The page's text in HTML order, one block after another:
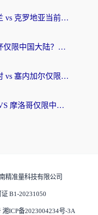
在国外看世界杯英格兰 vs 克罗地亚当前地区不可播放？这篇指南帮你搞定所有海外观赛难题
在海外看央视频世界杯仅限中国大陆？这篇指南帮你解锁中文解说+无卡顿直播
在海外看世界杯比利时 vs 塞内加尔仅限中国大陆？我找到了最流畅的中文解说之路
在国外看世界杯法国 VS 摩洛哥仅限中国大陆？海外党这样看中文解说赛事不卡顿
精准量科技有限公司
B1-20231050
ICP备2023004234号-3A